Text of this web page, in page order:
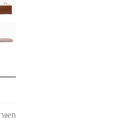
תיאור